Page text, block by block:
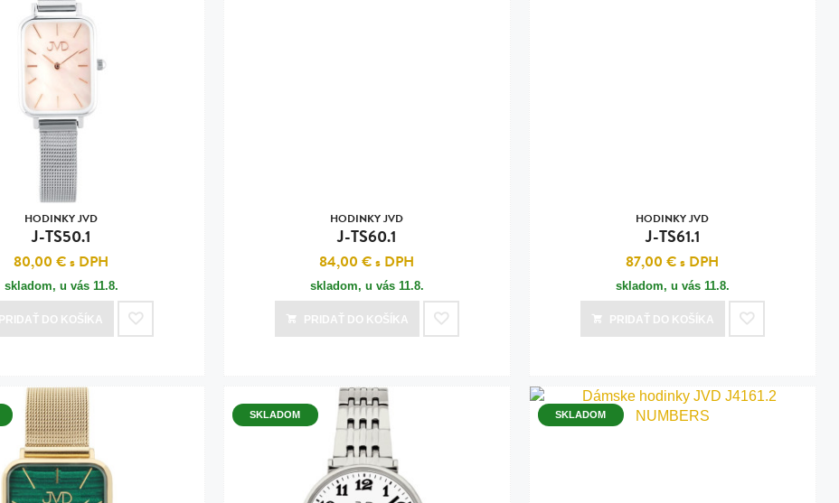
HODINKY JVD
J-TS50.1
80,00 €s DPH
skladom, u vás 11.8.
PRIDAŤDO KOŠÍKA
HODINKY JVD
J-TS60.1
84,00 €s DPH
skladom, u vás 11.8.
PRIDAŤDO KOŠÍKA
HODINKY JVD
J-TS61.1
87,00 €s DPH
skladom, u vás 11.8.
PRIDAŤDO KOŠÍKA
SKLADOM SKLADOM